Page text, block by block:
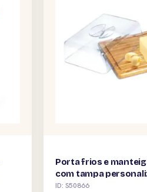
Porta frios e
com tampa
ID: S50866